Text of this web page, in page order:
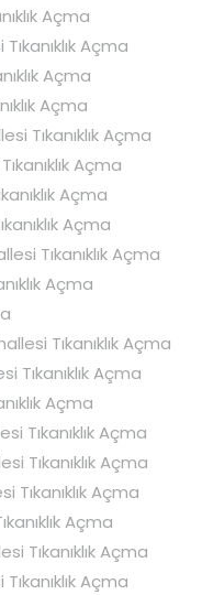
Açma
Açma
Açma
Açma
Tıkanıklık Açma
Açma
Açma
Açma
Tıkanıklık Açma
Açma
Tıkanıklık Açma
Tıkanıklık Açma
Açma
Tıkanıklık Açma
Tıkanıklık Açma
Tıkanıklık Açma
Açma
Tıkanıklık Açma
Açma